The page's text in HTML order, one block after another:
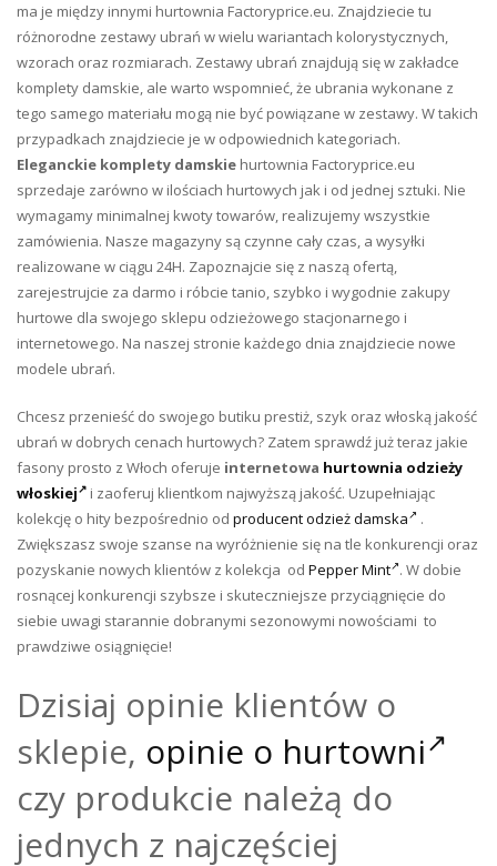
ma je między innymi hurtownia Factoryprice.eu. Znajdziecie tu
różnorodne zestawy ubrań w wielu wariantach kolorystycznych,
wzorach oraz rozmiarach. Zestawy ubrań znajdują się w zakładce
komplety damskie, ale warto wspomnieć, że ubrania wykonane z
tego samego materiału mogą nie być powiązane w zestawy. W takich
przypadkach znajdziecie je w odpowiednich kategoriach.
Eleganckie komplety damskie hurtownia Factoryprice.eu
sprzedaje zarówno w ilościach hurtowych jak i od jednej sztuki. Nie
wymagamy minimalnej kwoty towarów, realizujemy wszystkie
zamówienia. Nasze magazyny są czynne cały czas, a wysyłki
realizowane w ciągu 24H. Zapoznajcie się z naszą ofertą,
zarejestrujcie za darmo i róbcie tanio, szybko i wygodnie zakupy
hurtowe dla swojego sklepu odzieżowego stacjonarnego i
internetowego. Na naszej stronie każdego dnia znajdziecie nowe
modele ubrań.
Chcesz przenieść do swojego butiku prestiż, szyk oraz włoską jakość
ubrań w dobrych cenach hurtowych? Zatem sprawdź już teraz jakie
fasony prosto z Włoch oferuje internetowa hurtownia odzieży
włoskiej
i zaoferuj klientkom najwyższą jakość. Uzupełniając
kolekcję o hity bezpośrednio od producent odzież damska
.
Zwiększasz swoje szanse na wyróżnienie się na tle konkurencji oraz
pozyskanie nowych klientów z kolekcja od Pepper Mint . W dobie
rosnącej konkurencji szybsze i skuteczniejsze przyciągnięcie do
siebie uwagi starannie dobranymi sezonowymi nowościami to
prawdziwe osiągnięcie!
Dzisiaj opinie klientów o
sklepie, opinie o hurtowni
czy produkcie należą do
jednych z najczęściej